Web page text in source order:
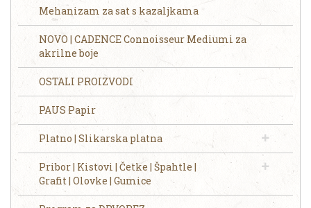
Mehanizam za sat s kazaljkama
NOVO | CADENCE Connoisseur Mediumi za
akrilne boje
OSTALI PROIZVODI
PAUS Papir
Platno | Slikarska platna
Pribor | Kistovi | Četke | Špahtle |
Grafit | Olovke | Gumice